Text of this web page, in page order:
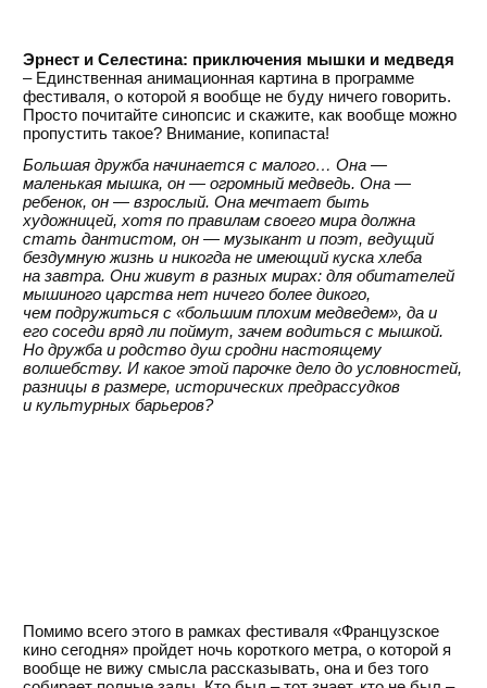
Эрнест и Селестина: приключения мышки и медведя
– Единственная анимационная картина в программе
фестиваля, о которой я вообще не буду ничего говорить.
Просто почитайте синопсис и скажите, как вообще можно
пропустить такое? Внимание, копипаста!
Большая дружба начинается с малого… Она —
маленькая мышка, он — огромный медведь. Она —
ребенок, он — взрослый. Она мечтает быть
художницей, хотя по правилам своего мира должна
стать дантистом, он — музыкант и поэт, ведущий
бездумную жизнь и никогда не имеющий куска хлеба
на завтра. Они живут в разных мирах: для обитателей
мышиного царства нет ничего более дикого,
чем подружиться с «большим плохим медведем», да и
его соседи вряд ли поймут, зачем водиться с мышкой.
Но дружба и родство душ сродни настоящему
волшебству. И какое этой парочке дело до условностей,
разницы в размере, исторических предрассудков
и культурных барьеров?
Помимо всего этого в рамках фестиваля «Французское
кино сегодня» пройдет ночь короткого метра, о которой я
вообще не вижу смысла рассказывать, она и без того